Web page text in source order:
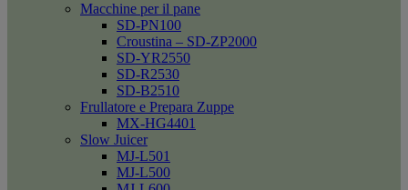
Macchine per il pane
SD-PN100
Croustina – SD-ZP2000
SD-YR2550
SD-R2530
SD-B2510
Frullatore e Prepara Zuppe
MX-HG4401
Slow Juicer
MJ-L501
MJ-L500